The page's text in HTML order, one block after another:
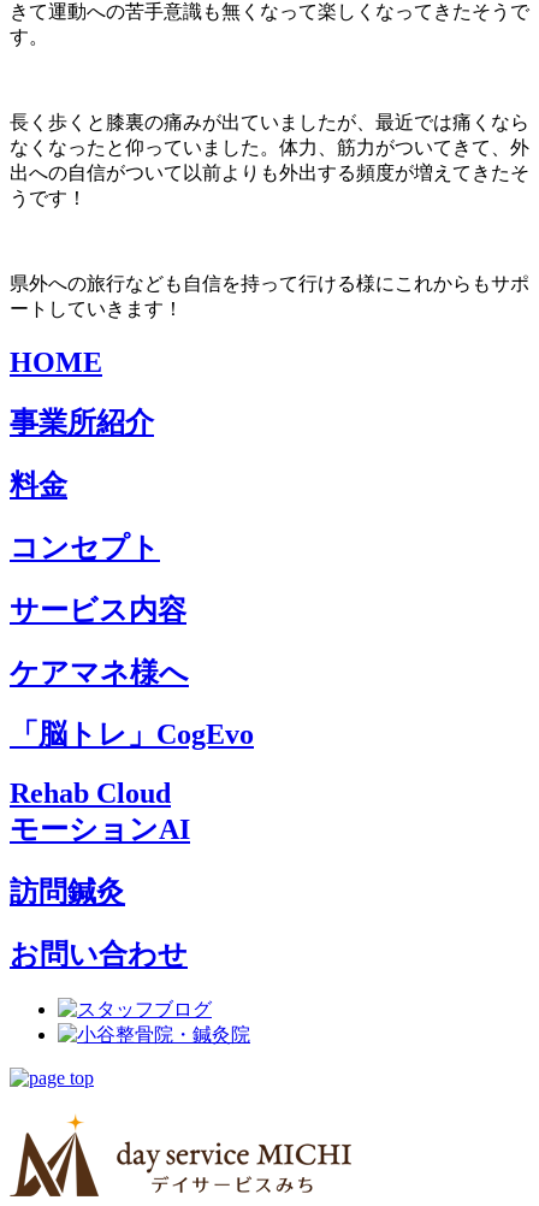
きて運動への苦手意識も無くなって楽しくなってきたそうで
す。
長く歩くと膝裏の痛みが出ていましたが、最近では痛くなら
なくなったと仰っていました。体力、筋力がついてきて、外
出への自信がついて以前よりも外出する頻度が増えてきたそ
うです！
県外への旅行なども自信を持って行ける様にこれからもサポ
ートしていきます！
HOME
事業所紹介
料金
コンセプト
サービス内容
ケアマネ様へ
「脳トレ」CogEvo
Rehab Cloud
モーションAI
訪問鍼灸
お問い合わせ